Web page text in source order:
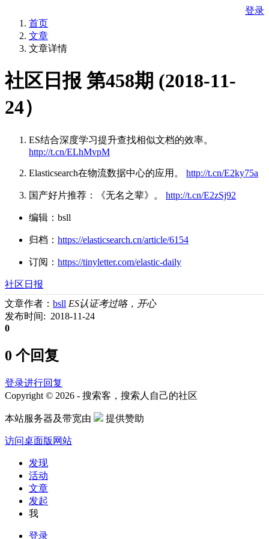
登录
首页
文章
文章详情
社区日报 第458期 (2018-11-
24）
ES结合深度学习提升查找相似文档的效率。
http://t.cn/ELhMvpM
Elasticsearch在物流数据中心的应用。 http://t.cn/E2ky75a
国产好片推荐：《无名之辈》。 http://t.cn/E2zSj92
编辑：bsll
归档： https://elasticsearch.cn/article/6154
订阅： https://tinyletter.com/elastic-daily
社区日报
文章作者： bsll ES认证考过咯，开心
发布时间: 2018-11-24
0
0 个回复
登录进行回复
Copyright © 2026 - 搜索客，搜索人自己的社区
本站服务器及带宽由 提供赞助
访问桌面版网站
发现
活动
文章
发起
我
登录